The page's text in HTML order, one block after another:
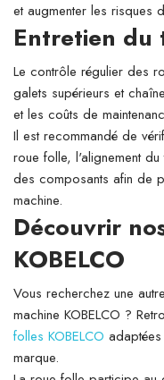
et augmenter les risques
Entretien du
Le contrôle régulier des
galets supérieurs et
et les coûts de
Il est recommandé de
roue folle, l'alignement
des composants afin de
machine.
Découvrir
KOBELCO
Vous recherchez une
machine KOBELCO ?
folles KOBELCO
marque.